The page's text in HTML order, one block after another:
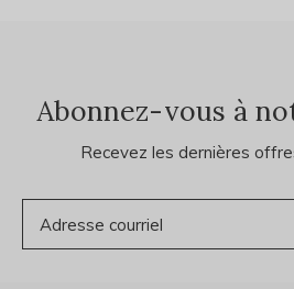
Abonnez-vous à
Recevez les dernières